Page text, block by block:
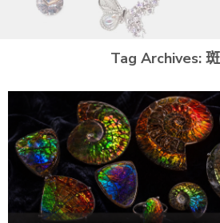
Tag Archives: